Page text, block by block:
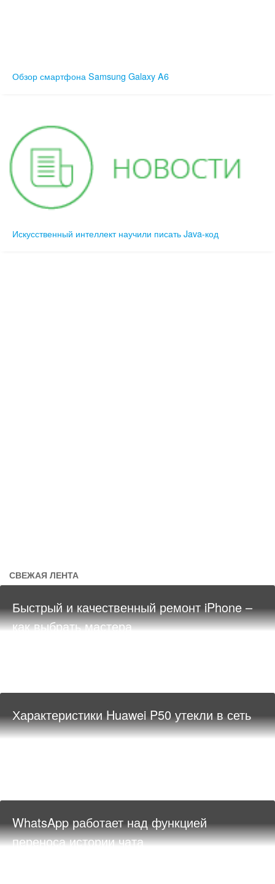
Обзор смартфона Samsung Galaxy A6
Искусственный интеллект научили писать Java-код
СВЕЖАЯ ЛЕНТА
Быстрый и качественный ремонт iPhone –
как выбрать мастера
Характеристики Huawei P50 утекли в сеть
WhatsApp работает над функцией
переноса истории чата